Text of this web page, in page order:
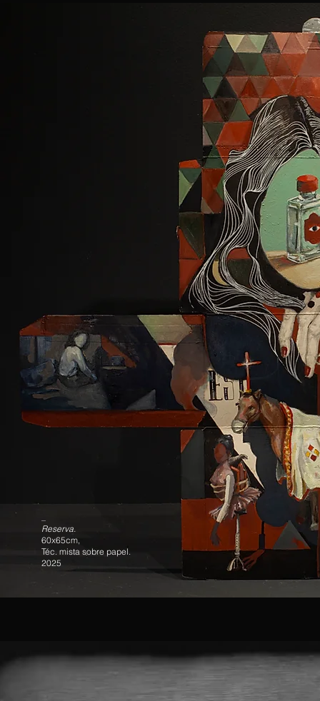
Reserva.
60x65cm,
Téc. mista sobre papel.
2025